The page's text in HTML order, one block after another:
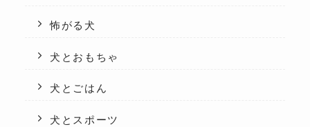
怖がる犬
犬とおもちゃ
犬とごはん
犬とスポーツ